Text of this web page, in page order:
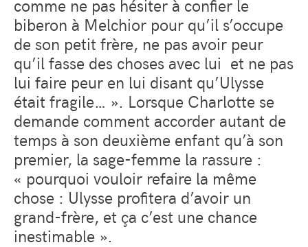
comme ne pas hésiter à confier le
biberon à Melchior pour qu’il s’occupe
de son petit frère, ne pas avoir peur
qu’il fasse des choses avec lui et ne pas
lui faire peur en lui disant qu’Ulysse
était fragile… ». Lorsque Charlotte se
demande comment accorder autant de
temps à son deuxième enfant qu’à son
premier, la sage-femme la rassure :
« pourquoi vouloir refaire la même
chose : Ulysse profitera d’avoir un
grand-frère, et ça c’est une chance
inestimable ».